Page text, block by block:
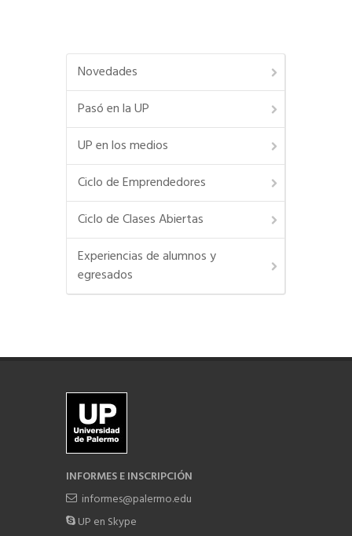
Novedades
Pasó en la UP
UP en los medios
Ciclo de Emprendedores
Ciclo de Clases Abiertas
Experiencias de alumnos y
egresados
INFORMES E INSCRIPCIÓN
informes@palermo.edu
UP en Skype